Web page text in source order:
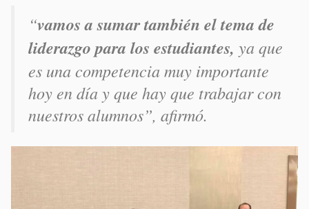
“vamos a sumar también el tema de
liderazgo para los estudiantes, ya que
es una competencia muy importante
hoy en día y que hay que trabajar con
nuestros alumnos”, afirmó.